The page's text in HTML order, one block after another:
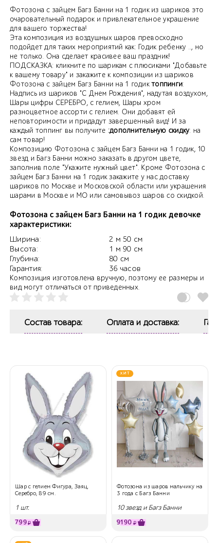
Фотозона с зайцем Багз Банни на 1 годик из шариков это
очаровательный подарок и привлекательное украшение
для вашего торжества!
Эта композиция из воздушных шаров превосходно
подойдет для таких мероприятий как: Годик ребенку .., но
не только. Она сделает красивее ваш праздник!
ПОДСКАЗКА: кликните по шарикам с плюсиками "Добавьте
к вашему товару" и закажите к композиции из шариков
Фотозона с зайцем Багз Банни на 1 годиктоппинги:
Надпись из шариков "С Днем Рождения", надутая воздухом,
Шары цифры СЕРЕБРО, с гелием, Шары хром
разноцветное ассорти с гелием. Они добавят ей
неповторимости и придадут завершенный вид! И за
каждый топпинг вы получите :дополнительную скидку: на
сам товар!
Композицию Фотозона с зайцем Багз Банни на 1 годик, 10
звезд и Багз Банни можно заказать в другом цвете,
заполнив поле "Укажите нужный цвет". Кроме Фотозона с
зайцем Багз Банни на 1 годик закажите у нас доставку
шариков по Москве и Московской области или украшения
шарами в Москве и МО или самовывоз шаров со скидкой.
Фотозона с зайцем Багз Банни на 1 годик девочке
характеристики:
Ширина:
Высота:
Глубина:
Гарантия:
2 м 50 см
1 м 90 см
80 см
36 часов
Композиция изготовлена вручную, поэтому ее размеры и
вид могут отличаться от приведенных.
Состав товара: Оплата и доставка:
Шар с гелием Фигура, Заяц,
Серебро, 89 см.
1 шт.
799₽
ХИТ
Фотозона из шаров мальчику на
3 года с Багз Банни
10 звезд и Багз Банни
9190 ₽